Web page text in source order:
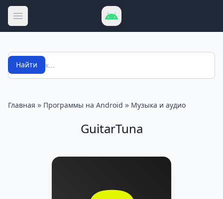
Открыть меню
Поиск
Найти
Главная » Программы на Android » Музыка и аудио
GuitarTuna